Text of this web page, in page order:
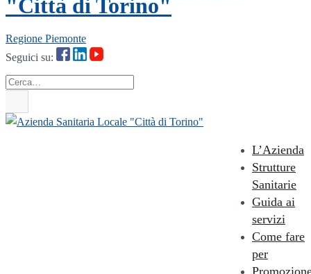
"Città di Torino"
Regione Piemonte
Seguici su:
Cerca
L’Azienda
Strutture
Sanitarie
Guida ai
servizi
Come fare
per